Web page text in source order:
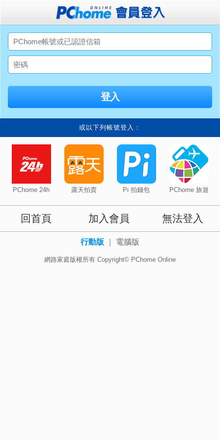
或以下列帳號登入：
PChome 24h 露天拍賣 Pi 拍錢包 PChome 旅遊
回首頁 加入會員 無法登入
行動版 電腦版
網路家庭版權所有 Copyright© PChome Online